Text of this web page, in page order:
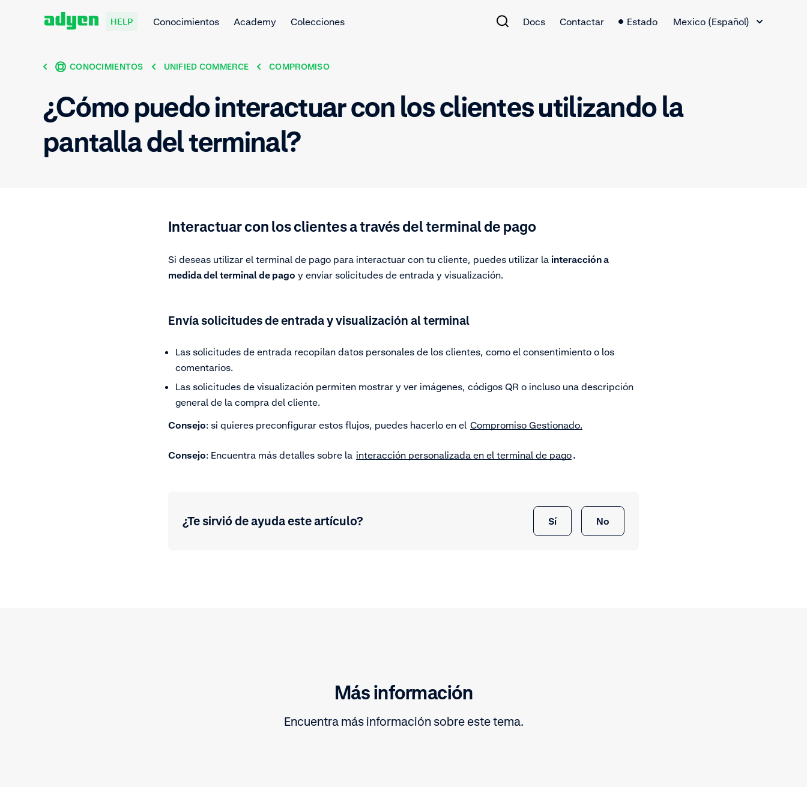
HELP Conocimientos Academy Colecciones Docs Contactar Estado
Mexico (Español)
CONOCIMIENTOS UNIFIED COMMERCE COMPROMISO
¿Cómo puedo interactuar con los clientes utilizando la
pantalla del terminal?
Interactuar con los clientes a través del terminal de pago
Si deseas utilizar el terminal de pago para interactuar con tu cliente, puedes utilizar la interacción a
medida del terminal de pago y enviar solicitudes de entrada y visualización.
Envía solicitudes de entrada y visualización al terminal
Las solicitudes de entrada recopilan datos personales de los clientes, como el consentimiento o los
comentarios.
Las solicitudes de visualización permiten mostrar y ver imágenes, códigos QR o incluso una descripción
general de la compra del cliente.
Consejo: si quieres preconfigurar estos flujos, puedes hacerlo en el Compromiso Gestionado.
Consejo: Encuentra más detalles sobre la interacción personalizada en el terminal de pago.
¿Te sirvió de ayuda este artículo? Sí No
Más información
Encuentra más información sobre este tema.